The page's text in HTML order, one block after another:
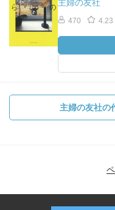
主婦の友社
470 4.23
主婦の友社の